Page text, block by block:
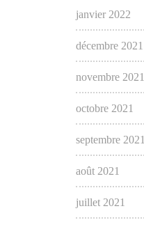
janvier 2022
décembre 2021
novembre 2021
octobre 2021
septembre 2021
août 2021
juillet 2021